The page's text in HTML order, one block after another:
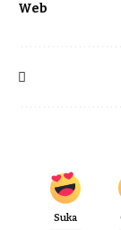
Web
Suka